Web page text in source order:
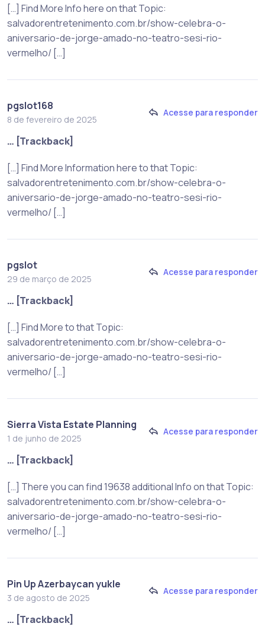
[…] Find More Info here on that Topic:
salvadorentretenimento.com.br/show-celebra-o-
aniversario-de-jorge-amado-no-teatro-sesi-rio-
vermelho/ […]
pgslot168
8 de fevereiro de 2025
Acesse para responder
… [Trackback]
[…] Find More Information here to that Topic:
salvadorentretenimento.com.br/show-celebra-o-
aniversario-de-jorge-amado-no-teatro-sesi-rio-
vermelho/ […]
pgslot
29 de março de 2025
Acesse para responder
… [Trackback]
[…] Find More to that Topic:
salvadorentretenimento.com.br/show-celebra-o-
aniversario-de-jorge-amado-no-teatro-sesi-rio-
vermelho/ […]
Sierra Vista Estate Planning
1 de junho de 2025
Acesse para responder
… [Trackback]
[…] There you can find 19638 additional Info on that Topic:
salvadorentretenimento.com.br/show-celebra-o-
aniversario-de-jorge-amado-no-teatro-sesi-rio-
vermelho/ […]
Pin Up Azerbaycan yukle
3 de agosto de 2025
Acesse para responder
… [Trackback]